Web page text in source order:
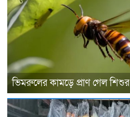
ভিমরুলের কামড়ে প্রাণ গেল শিশুর